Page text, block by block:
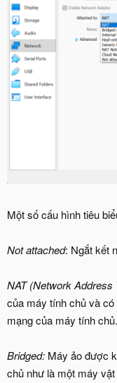
Một số cấu hình tiêu
Not attached: Ngắt kết
NAT (Network Address
của máy tính chủ và có
mạng của máy tính
Bridged: Máy ảo được
chủ như là một máy